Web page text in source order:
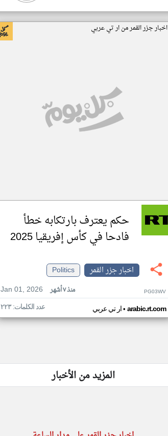
اخبار جزر القمر من ار تي عربي
حكم يعترف بارتكابه خطأ
فادحا في كأس إفريقيا 2025
اخبار جزر القمر
Politics
Jan 01, 2026
منذ ٧ أشهر PG03WV
ار تي عربي• arabic.rt.com عدد الكلمات: ٢٢٣
المزيد من الأخبار